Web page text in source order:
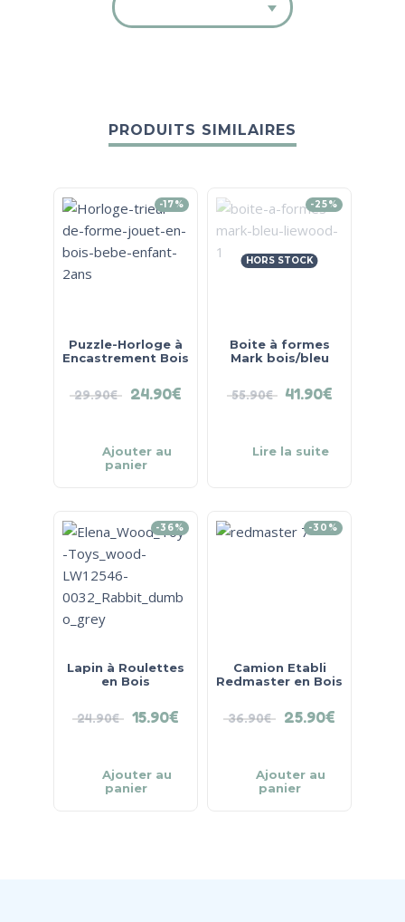
PRODUITS SIMILAIRES
-17%
Puzzle-Horloge à
Encastrement Bois
29.90€ 24.90€
Ajouter au
panier
-25%
HORS STOCK
Boite à formes
Mark bois/bleu
55.90€ 41.90€
Lire la suite
-36%
Lapin à Roulettes
en Bois
24.90€ 15.90€
Ajouter au
panier
-30%
Camion Etabli
Redmaster en Bois
36.90€ 25.90€
Ajouter au
panier